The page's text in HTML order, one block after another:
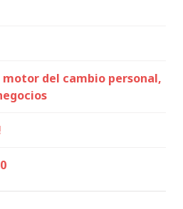
del cambio personal,